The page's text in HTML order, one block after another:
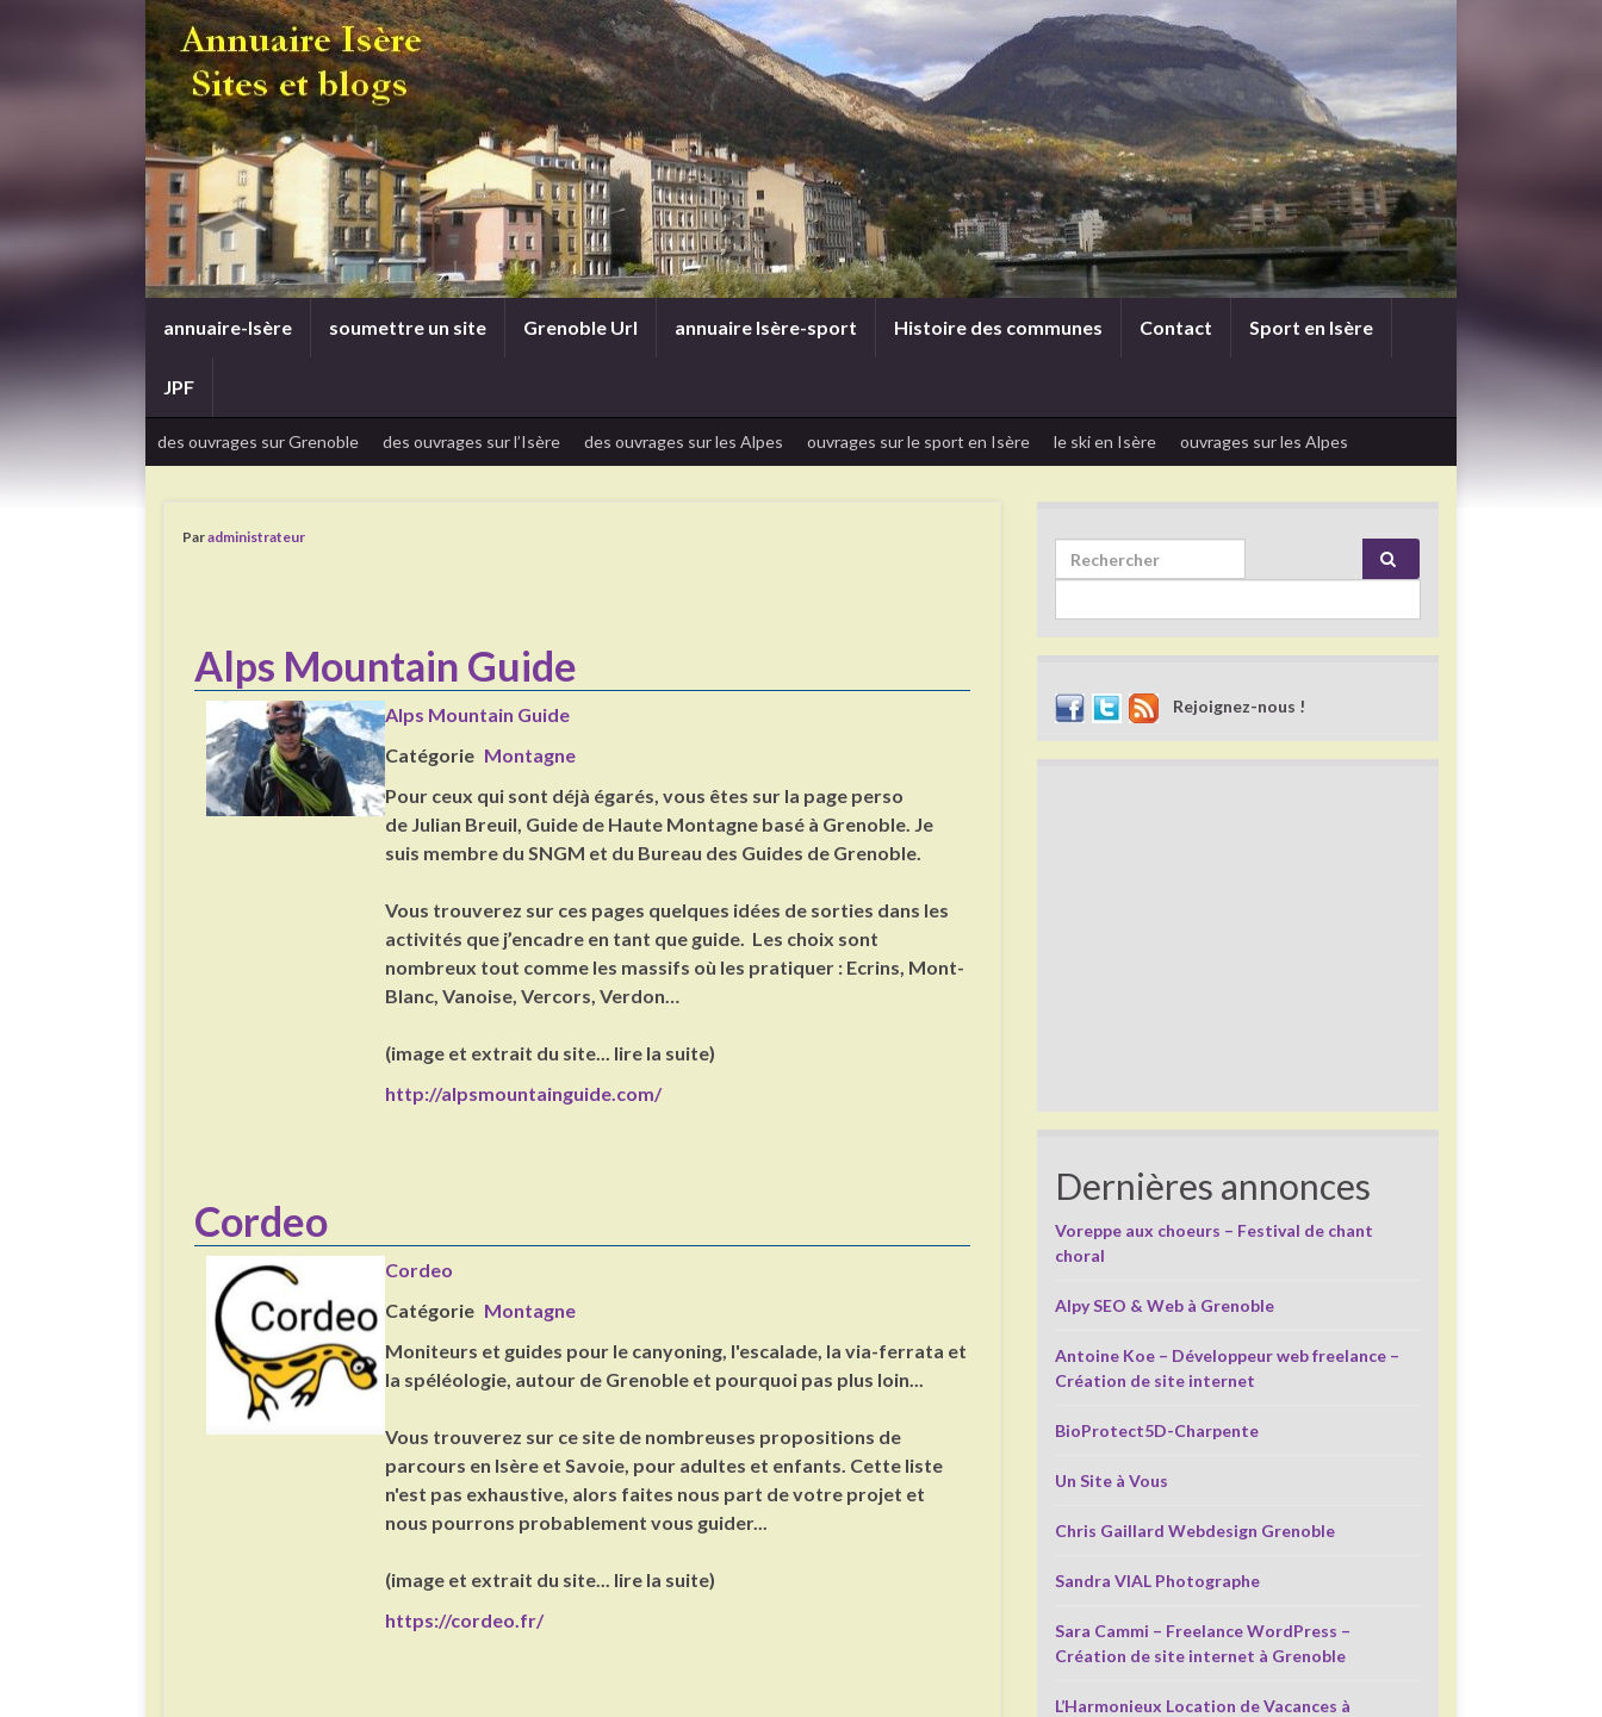
annuaire-Isère soumettre un site Grenoble Url annuaire Isère-sport Histoire des communes Contact Sport en Isère
JPF
des ouvrages sur Grenoble des ouvrages sur l’Isère des ouvrages sur les Alpes ouvrages sur le sport en Isère le ski en Isère ouvrages sur les Alpes
Paradministrateur
Alps Mountain Guide
Alps Mountain Guide
Catégorie Montagne
Pour ceux qui sont déjà égarés, vous êtes sur la page perso
de Julian Breuil, Guide de Haute Montagne basé à Grenoble. Je
suis membre du SNGM et du Bureau des Guides de Grenoble.
Vous trouverez sur ces pages quelques idées de sorties dans les
activités que j’encadre en tant que guide. Les choix sont
nombreux tout comme les massifs où les pratiquer : Ecrins, Mont-
Blanc, Vanoise, Vercors, Verdon…
(image et extrait du site... lire la suite)
http://alpsmountainguide.com/
Cordeo
Cordeo
Catégorie Montagne
Moniteurs et guides pour le canyoning, l'escalade, la via-ferrata et
la spéléologie, autour de Grenoble et pourquoi pas plus loin...
Vous trouverez sur ce site de nombreuses propositions de
parcours en Isère et Savoie, pour adultes et enfants. Cette liste
n'est pas exhaustive, alors faites nous part de votre projet et
nous pourrons probablement vous guider...
(image et extrait du site... lire la suite)
https://cordeo.fr/
Search for:
Rejoignez-nous !
Dernières annonces
Voreppe aux choeurs – Festival de chant
choral
Alpy SEO & Web à Grenoble
Antoine Koe – Développeur web freelance –
Création de site internet
BioProtect5D-Charpente
Un Site à Vous
Chris Gaillard Webdesign Grenoble
Sandra VIAL Photographe
Sara Cammi – Freelance WordPress –
Création de site internet à Grenoble
L’Harmonieux Location de Vacances à